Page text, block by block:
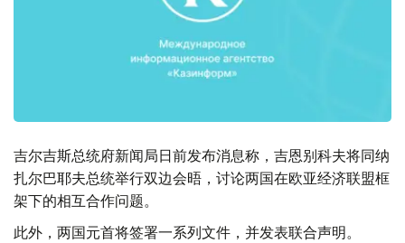
吉尔吉斯总统府新闻局日前发布消息称，吉恩别科夫将同纳
扎尔巴耶夫总统举行双边会晤，讨论两国在欧亚经济联盟框
架下的相互合作问题。
此外，两国元首将签署一系列文件，并发表联合声明。